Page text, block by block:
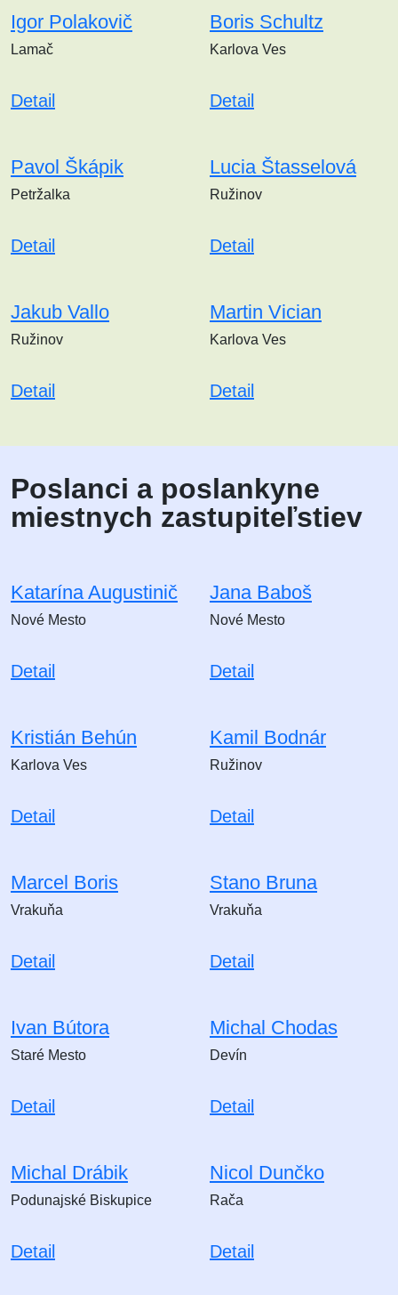
Igor Polakovič
Lamač
Detail
Boris Schultz
Karlova Ves
Detail
Pavol Škápik
Petržalka
Detail
Lucia Štasselová
Ružinov
Detail
Jakub Vallo
Ružinov
Detail
Martin Vician
Karlova Ves
Detail
Poslanci a poslankyne
miestnych zastupiteľstiev
Katarína Augustinič
Nové Mesto
Detail
Jana Baboš
Nové Mesto
Detail
Kristián Behún
Karlova Ves
Detail
Kamil Bodnár
Ružinov
Detail
Marcel Boris
Vrakuňa
Detail
Stano Bruna
Vrakuňa
Detail
Ivan Bútora
Staré Mesto
Detail
Michal Chodas
Devín
Detail
Michal Drábik
Podunajské Biskupice
Detail
Nicol Dunčko
Rača
Detail